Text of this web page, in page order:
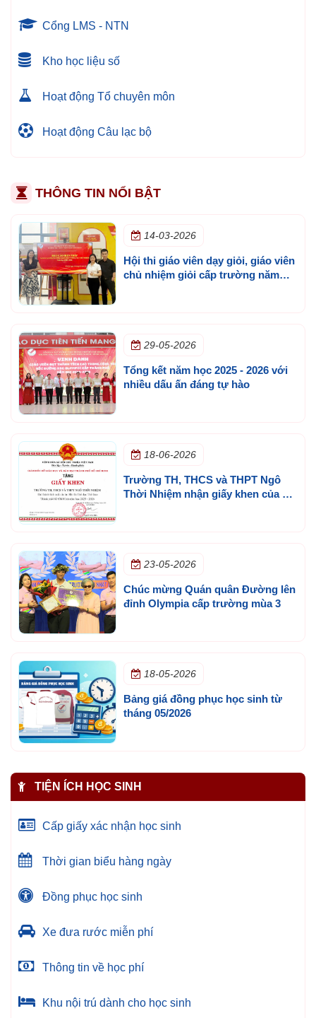
Cổng LMS - NTN
Kho học liệu số
Hoạt động Tổ chuyên môn
Hoạt động Câu lạc bộ
THÔNG TIN NỔI BẬT
14-03-2026
Hội thi giáo viên dạy giỏi, giáo viên
chủ nhiệm giỏi cấp trường năm
29-05-2026
Tổng kết năm học 2025 - 2026 với
nhiều dấu ấn đáng tự hào
18-06-2026
Trường TH, THCS và THPT Ngô
Thời Nhiệm nhận giấy khen của Sở
23-05-2026
Chúc mừng Quán quân Đường lên
đỉnh Olympia cấp trường mùa 3
18-05-2026
Bảng giá đồng phục học sinh từ
tháng 05/2026
TIỆN ÍCH HỌC SINH
Cấp giấy xác nhận học sinh
Thời gian biểu hàng ngày
Đồng phục học sinh
Xe đưa rước miễn phí
Thông tin về học phí
Khu nội trú dành cho học sinh